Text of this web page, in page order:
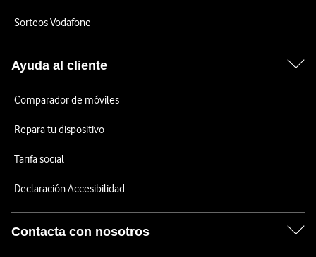
Sorteos Vodafone
Ayuda al cliente
Comparador de móviles
Repara tu dispositivo
Tarifa social
Declaración Accesibilidad
Contacta con nosotros